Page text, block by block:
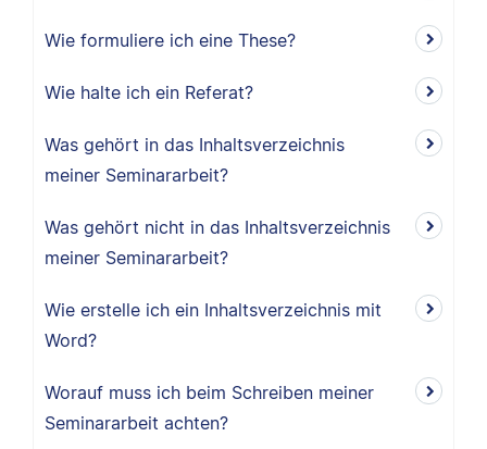
Wie formuliere ich eine These?
Wie halte ich ein Referat?
Was gehört in das Inhaltsverzeichnis
meiner Seminararbeit?
Was gehört nicht in das Inhaltsverzeichnis
meiner Seminararbeit?
Wie erstelle ich ein Inhaltsverzeichnis mit
Word?
Worauf muss ich beim Schreiben meiner
Seminararbeit achten?